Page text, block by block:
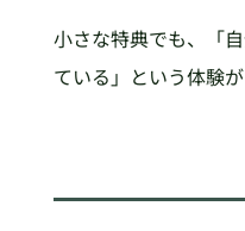
小さな特典でも、「
ている」という体験